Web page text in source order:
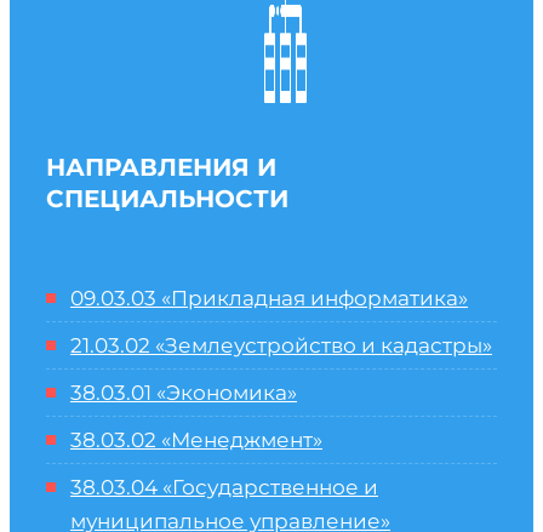
НАПРАВЛЕНИЯ И
СПЕЦИАЛЬНОСТИ
09.03.03 «Прикладная информатика»
21.03.02 «Землеустройство и кадастры»
38.03.01 «Экономика»
38.03.02 «Менеджмент»
38.03.04 «Государственное и
муниципальное управление»